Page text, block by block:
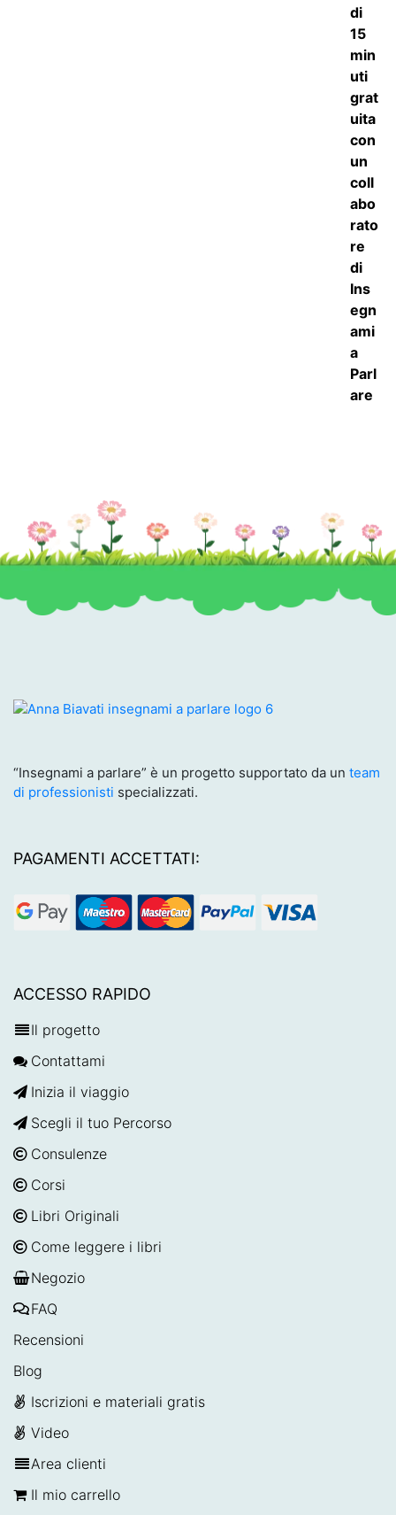
“Insegnami a parlare” è un progetto supportato da un team
di professionisti specializzati.
PAGAMENTI ACCETTATI:
ACCESSO RAPIDO
Il progetto
Contattami
Inizia il viaggio
Scegli il tuo Percorso
Consulenze
Corsi
Libri Originali
Come leggere i libri
Negozio
FAQ
Recensioni
Blog
Iscrizioni e materiali gratis
Video
Area clienti
Il mio carrello